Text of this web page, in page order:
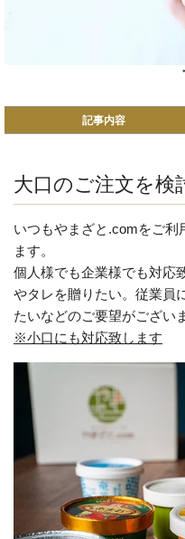
記事内容
大口のご注文を検
いつもやまざと.comをご利
ます。
個人様でも企業様でも対応
やタレを贈りたい。従業員
たいなどのご要望がござい
※小口にも対応致します